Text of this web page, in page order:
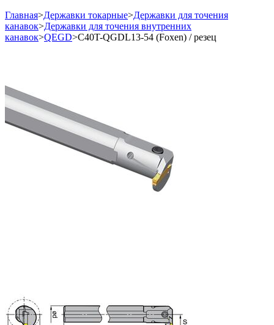
Главная>Державки токарные>Державки для точения
канавок>Державки для точения внутренних
канавок>QEGD>C40T-QGDL13-54 (Foxen) / резец